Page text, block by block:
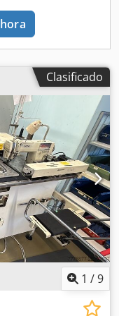
por contrato •
• Decoración
Brother BE-
para conos
puente Cjdpfxey
de devanado de
fotos Ubicación
El comprador es
Se
una cuidadosa
Clasificado
1 /9